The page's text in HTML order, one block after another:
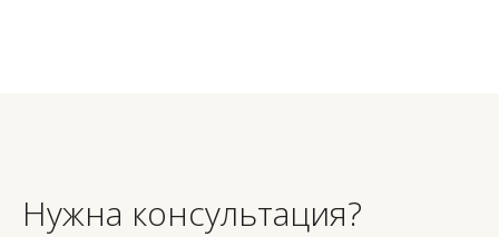
Нужна консультация?